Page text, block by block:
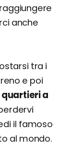
anche
tra i
e poi
a
il famoso
al mondo.